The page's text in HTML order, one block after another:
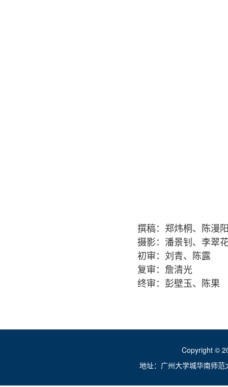
撰稿：郑炜桐、陈漫
摄影：潘景钊、李翠
初审：刘青、陈露
复审：詹清光
终审：彭壁玉、陈果
Copyright ©
地址：广州大学城华南